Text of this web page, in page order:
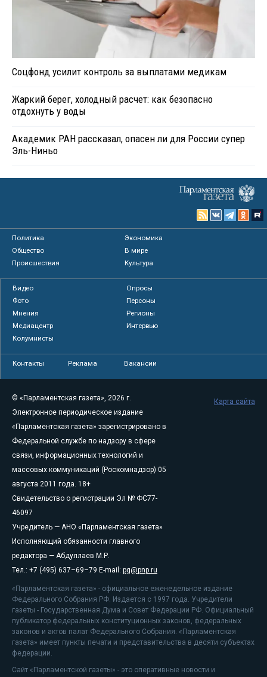
Соцфонд усилит контроль за выплатами медикам
Жаркий берег, холодный расчет: как безопасно
отдохнуть у воды
Академик РАН рассказал, опасен ли для России супер
Эль-Ниньо
Политика
Экономика
Общество
В мире
Происшествия
Культура
Видео
Опросы
Фото
Персоны
Мнения
Регионы
Медиацентр
Интервью
Колумнисты
Контакты Реклама Вакансии
© «Парламентская газета», 2026 г.
Электронное периодическое издание
«Парламентская газета» зарегистрировано в
Федеральной службе по надзору в сфере
связи, информационных технологий и
массовых коммуникаций (Роскомнадзор) 05
августа 2011 года. 18+
Свидетельство о регистрации Эл № ФС77-
46097
Учредитель — АНО «Парламентская газета»
Исполняющий обязанности главного
редактора — Абдуллаев М.Р.
Тел.: +7 (495) 637–69–79 E-mail: pg@pnp.ru
«Парламентская газета» - официальное еженедельное издание
Федерального Собрания РФ. Издается с 1997 года. Учредители
газеты - Государственная Дума и Совет Федерации РФ. Официальный
публикатор федеральных конституционных законов, федеральных
законов и актов палат Федерального Собрания. «Парламентская
газета» имеет пункты печати и представительства в десяти субъектах
федерации.
Сайт «Парламентской газеты» - это оперативные новости и
Карта сайта